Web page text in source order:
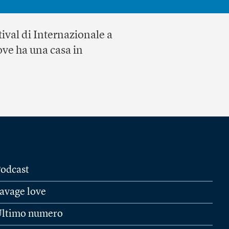
di Internazionale a
ha una casa in
love
numero